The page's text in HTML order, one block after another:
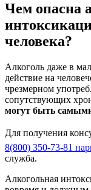
Чем опасна
человека?
Алкоголь даже в
действие на
чрезмерном
сопутствующих
могут быть
Для получения
8(800) 350-73-81
служба.
Алкогольная